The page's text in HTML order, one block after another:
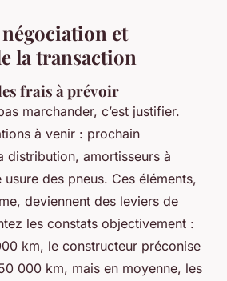
et
la transaction
frais à prévoir
marchander, c’est justifier.
à venir : prochain
distribution, amortisseurs à
des pneus. Ces éléments,
deviennent des leviers de
les constats objectivement :
km, le constructeur préconise
000 km, mais en moyenne, les